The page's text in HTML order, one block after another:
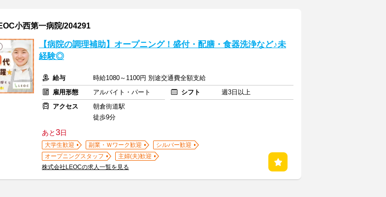
小西第一病院/204291
【病院の調理補助】オープニング！盛付・配膳・食器洗浄など♪未
経験◎
給与
時給1080～1100円 別途交通費全額支給
雇用形態
アルバイト・パート シフト
週3日以上
アクセス
朝倉街道駅
徒歩9分
あと3日
大学生歓迎 副業・Ｗワーク歓迎
シルバー歓迎
オープニングスタッフ
主婦(夫)歓迎
株式会社LEOCの求人一覧を見る